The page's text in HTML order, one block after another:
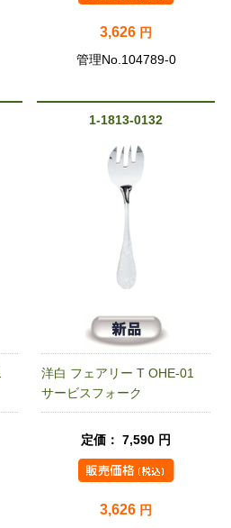
3,626 円
管理No.104789-0
1-1813-0132
洋白 フェアリー T OHE-01
サービスフォーク
定価： 7,590 円
3,626 円